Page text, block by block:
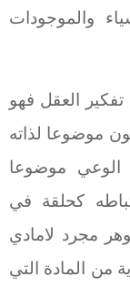
والموجودات
العقل فهو
موضوعا لذاته
الوعي موضوعا
كحلقة في
مجرد لامادي
من المادة التي